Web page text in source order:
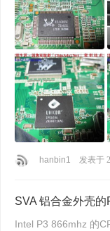
hanbin1 发表于
SVA 铝合金外壳
Intel P3 866mhz 的